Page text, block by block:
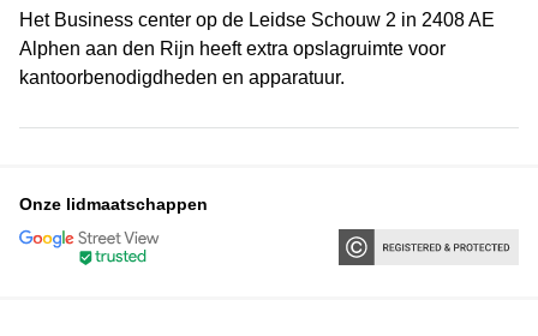
Het Business center op de Leidse Schouw 2 in 2408 AE
Alphen aan den Rijn heeft extra opslagruimte voor
kantoorbenodigdheden en apparatuur.
Onze lidmaatschappen